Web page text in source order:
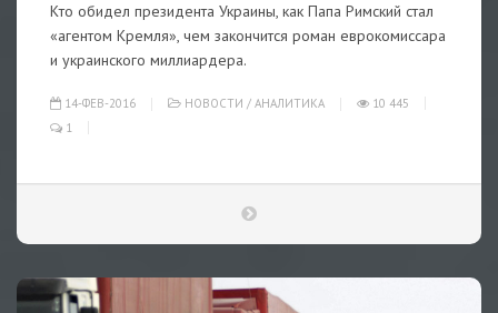
Кто обидел президента Украины, как Папа Римский стал
«агентом Кремля», чем закончится роман еврокомиссара
и украинского миллиардера.
14-ФЕВ-2016 НОВОСТИ / АНАЛИТИКА
10 445
1